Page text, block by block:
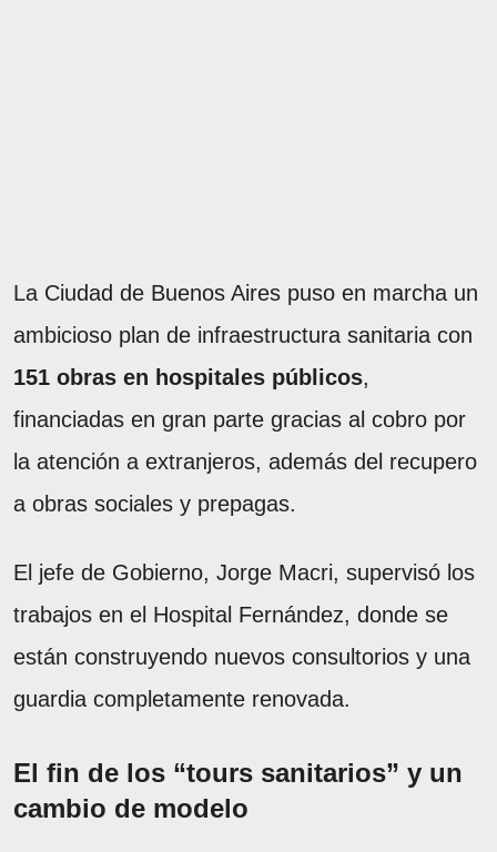
La Ciudad de Buenos Aires puso en marcha un
ambicioso plan de infraestructura sanitaria con
151 obras en hospitales públicos,
financiadas en gran parte gracias al cobro por
la atención a extranjeros, además del recupero
a obras sociales y prepagas.
El jefe de Gobierno, Jorge Macri, supervisó los
trabajos en el Hospital Fernández, donde se
están construyendo nuevos consultorios y una
guardia completamente renovada.
El fin de los “tours sanitarios” y un
cambio de modelo